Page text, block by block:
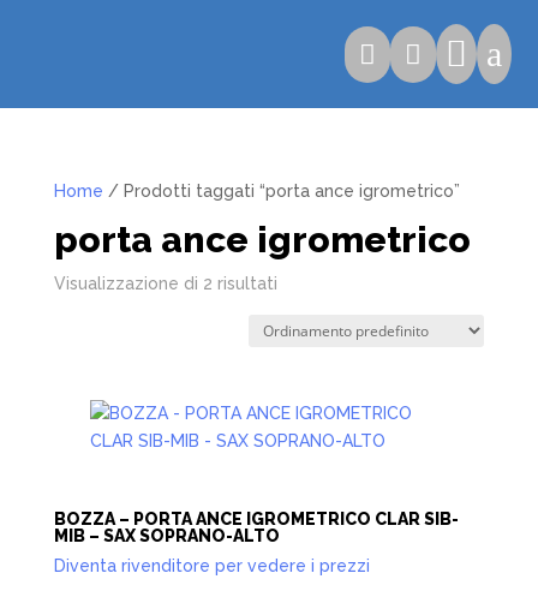
   a
Home / Prodotti taggati “porta ance igrometrico”
porta ance igrometrico
Visualizzazione di 2 risultati
BOZZA – PORTA ANCE IGROMETRICO CLAR SIB-
MIB – SAX SOPRANO-ALTO
Diventa rivenditore per vedere i prezzi